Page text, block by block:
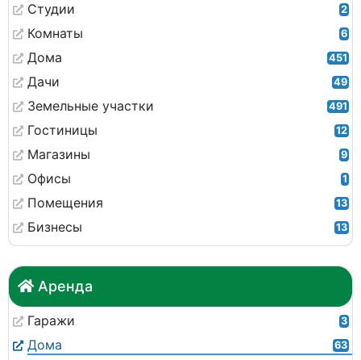
Студии 2
Комнаты 6
Дома 451
Дачи 49
Земельные участки 491
Гостиницы 12
Магазины 9
Офисы 1
Помещения 13
Бизнесы 13
Аренда
Гаражи 3
Дома 63